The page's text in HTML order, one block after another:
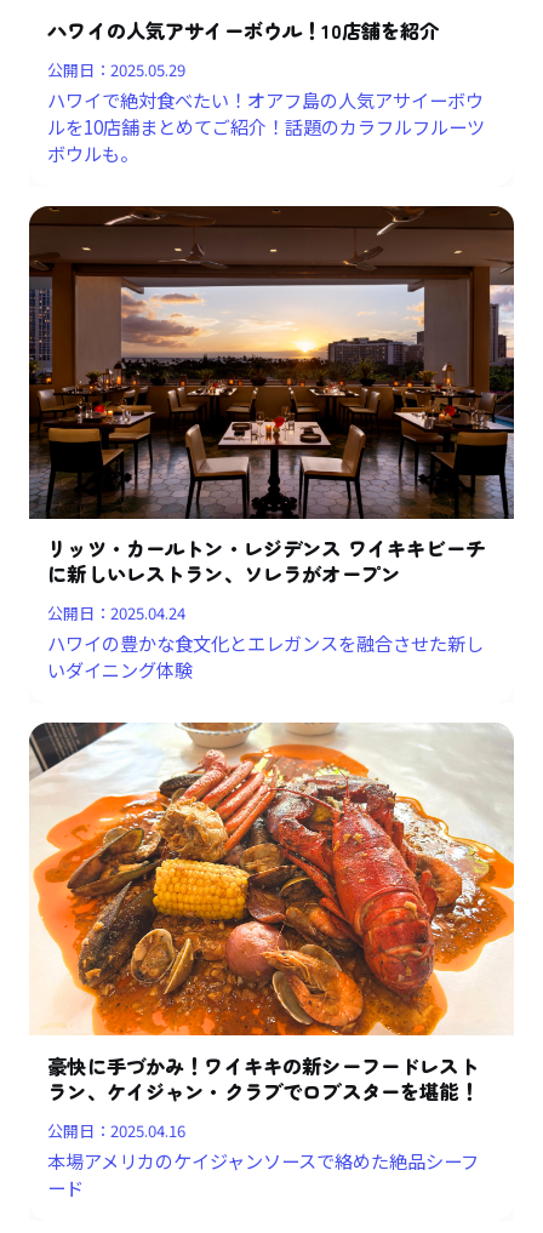
ハワイの人気アサイーボウル！10店舗を紹介
公開日：2025.05.29
ハワイで絶対食べたい！オアフ島の人気アサイーボウ
ルを10店舗まとめてご紹介！話題のカラフルフルーツ
ボウルも。
リッツ・カールトン・レジデンス ワイキキビーチ
に新しいレストラン、ソレラがオープン
公開日：2025.04.24
ハワイの豊かな食文化とエレガンスを融合させた新し
いダイニング体験
豪快に手づかみ！ワイキキの新シーフードレスト
ラン、ケイジャン・クラブでロブスターを堪能！
公開日：2025.04.16
本場アメリカのケイジャンソースで絡めた絶品シーフ
ード